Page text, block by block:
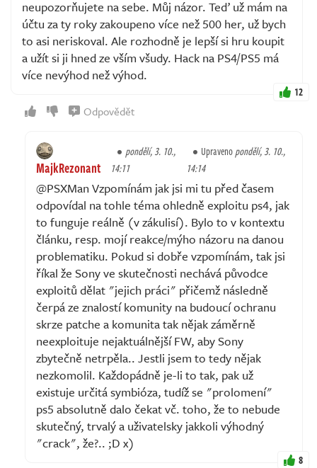
neupozorňujete na sebe. Můj názor. Teď už mám na
účtu za ty roky zakoupeno více než 500 her, už bych
to asi neriskoval. Ale rozhodně je lepší si hru koupit
a užít si ji hned ze vším všudy. Hack na PS4/PS5 má
více nevýhod než výhod.
12
Odpovědět
MajkRezonant
pondělí, 3. 10.,
14:11
Upravenopondělí, 3. 10.,
14:14
@PSXMan Vzpomínám jak jsi mi tu před časem
odpovídal na tohle téma ohledně exploitu ps4, jak
to funguje reálně (v zákulisí). Bylo to v kontextu
článku, resp. mojí reakce/mýho názoru na danou
problematiku. Pokud si dobře vzpomínám, tak jsi
říkal že Sony ve skutečnosti nechává původce
exploitů dělat "jejich práci" přičemž následně
čerpá ze znalostí komunity na budoucí ochranu
skrze patche a komunita tak nějak záměrně
neexploituje nejaktuálnější FW, aby Sony
zbytečně netrpěla.. Jestli jsem to tedy nějak
nezkomolil. Každopádně je-li to tak, pak už
existuje určitá symbióza, tudíž se "prolomení"
ps5 absolutně dalo čekat vč. toho, že to nebude
skutečný, trvalý a uživatelsky jakkoli výhodný
"crack", že?.. ;D x)
8